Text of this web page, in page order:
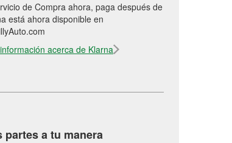
de Compra ahora, paga después de
está ahora disponible en
acerca de Klarna
partes a tu manera